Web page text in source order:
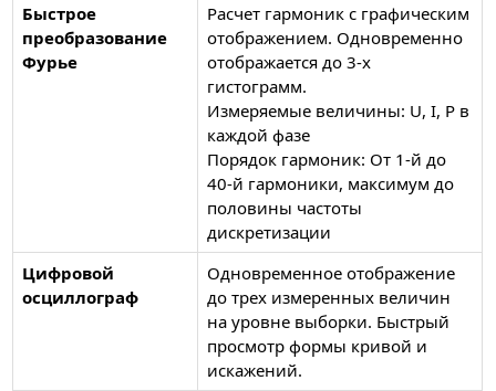
Быстрое
преобразование
Фурье
Расчет гармоник с графическим
отображением. Одновременно
отображается до 3-х
гистограмм.
Измеряемые величины: U, I, P в
каждой фазе
Порядок гармоник: От 1-й до
40-й гармоники, максимум до
половины частоты
дискретизации
Цифровой
осциллограф
Одновременное отображение
до трех измеренных величин
на уровне выборки. Быстрый
просмотр формы кривой и
искажений.